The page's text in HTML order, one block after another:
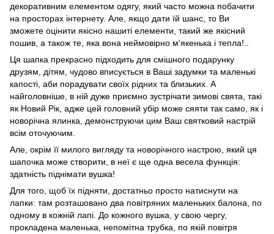
декоративним елементом одягу, який часто можна побачити
на просторах інтернету. Але, якщо дати їй шанс, то Ви
зможете оцінити якісно нашиті елементи, такий же якісний
пошив, а також те, яка вона неймовірно м'якенька і тепла!..
Ця шапка прекрасно підходить для смішного подарунку
друзям, дітям, чудово вписується в Ваші задумки та маленькі
капості, аби порадувати своїх рідних та близьких. А
найголовніше, в ній дуже приємно зустрічати зимові свята, такі
як Новий Рік, адже цей головний убір може сяяти так само, як і
новорічна ялинка, демонструючи цим Ваш святковий настрій
всім оточуючим.
Але, окрім її милого вигляду та новорічного настрою, який ця
шапочка може створити, в неї є ще одна весела функція:
здатність піднімати вушка!
Для того, щоб їх підняти, достатньо просто натиснути на
лапки: там розташовано два повітряних маленьких балона, по
одному в кожній лапі. До кожного вушка, у свою чергу,
прокладена маленька, непомітна трубка, по якій повітря